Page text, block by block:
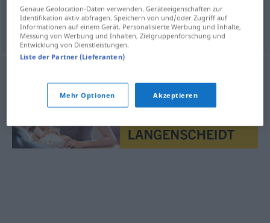
verkeersdrukte,verkeersdichtheid
Verkehrsdichte
Genaue Geolocation-Daten verwenden. Geräteeigenschaften zur
Identifikation aktiv abfragen. Speichern von und/oder Zugriff auf
Informationen auf einem Gerät. Personalisierte Werbung und Inhalte,
Messung von Werbung und Inhalten, Zielgruppenforschung und
Entwicklung von Dienstleistungen.
Liste der Partner (Lieferanten)
Mehr Optionen Akzeptieren